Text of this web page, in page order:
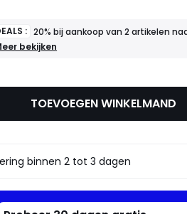
: 20% bij aankoop van 2 artikelen
aankoop
naar
bekijken
TOEVOEGEN WINKELMAND
binnen 2 tot 3 dagen